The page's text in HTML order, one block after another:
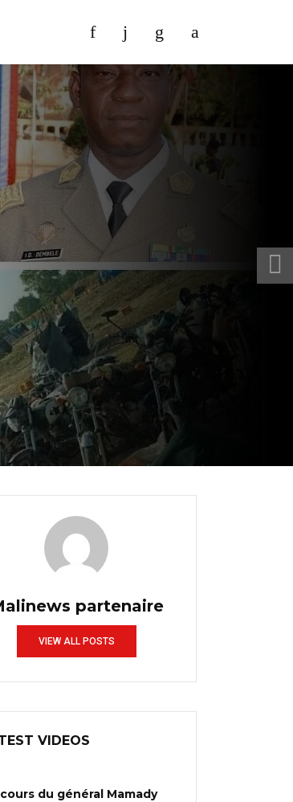
partenaire
VIEW ALL POSTS
VIDEOS
du général Mamady